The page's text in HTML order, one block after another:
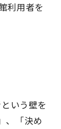
利用者を
いう壁を
、「決め